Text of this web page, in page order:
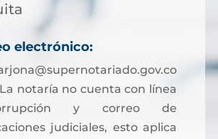
electrónico:
notaría no cuenta con línea
y correo de
judiciales, esto aplica